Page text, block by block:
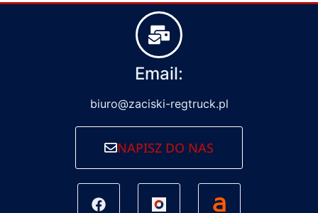
Email:
biuro@zaciski-regtruck.pl
NAPISZ DO NAS